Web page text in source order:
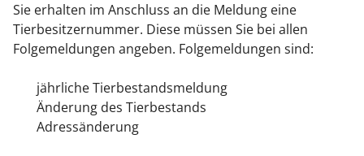
Sie erhalten im Anschluss an die Meldung eine
Tierbesitzernummer. Diese müssen Sie bei allen
Folgemeldungen angeben. Folgemeldungen sind:
jährliche Tierbestandsmeldung
Änderung des Tierbestands
Adressänderung